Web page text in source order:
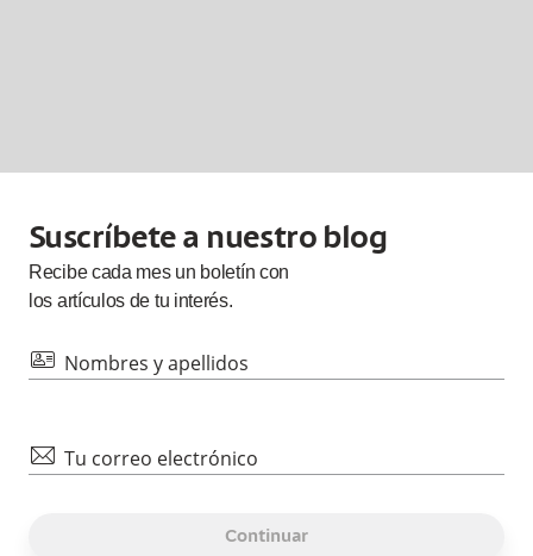
Suscríbete a nuestro blog
Recibe cada mesun boletín con
los artículos de tu interés.
id Nombres y apellidos
mail Tu correo electrónico
Continuar